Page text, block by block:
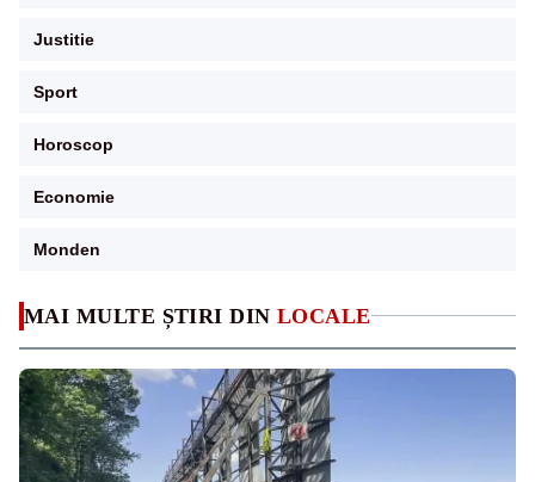
MAI MULTE ȘTIRI DIN LOCALE
Justitie
Sport
Horoscop
Economie
Monden